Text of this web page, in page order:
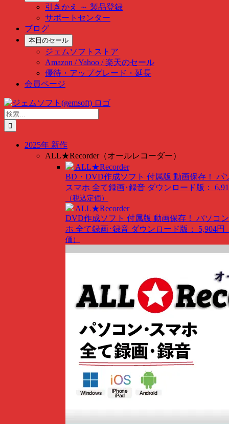
引きかえ ～ 製品登録
サポートセンター
ブログ
本日のセール
ジェムソフトストア
Amazon / Yahoo / 楽天のセール
優待・アップグレード・延長
会員ページ
Skip
to
content
検
索
…
2025年 新作
ALL★Recorder（オールレコーダー）
ALL★Recorder
BD・DVD作成ソフト 付属版 動画保存！ パ
スマホ 全て録画･録音 ダウンロード版：
（税込定価）
ALL★Recorder
DVD作成ソフト 付属版 動画保存！ パソコ
ホ 全て録画･録音 ダウンロード版： 5,904円
価）